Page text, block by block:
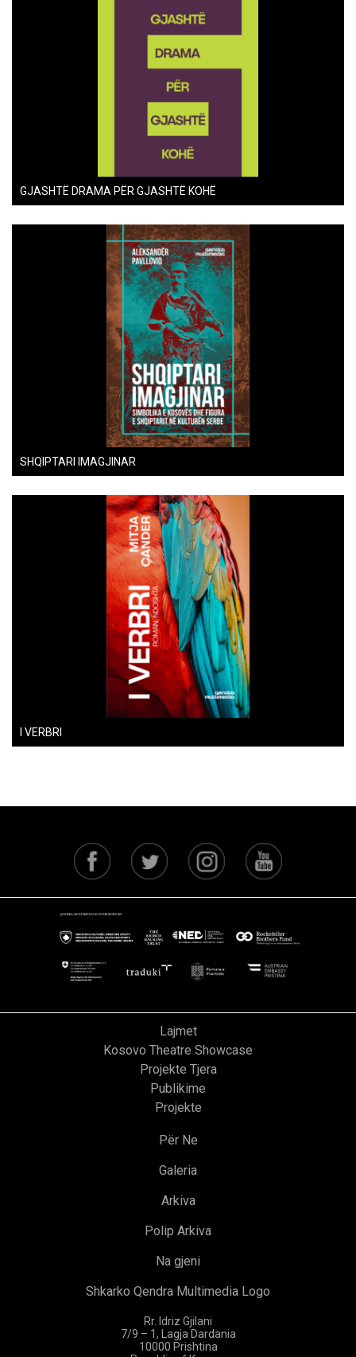
GJASHTË DRAMA PËR GJASHTË KOHË
SHQIPTARI IMAGJINAR
I VERBRI
Lajmet
Kosovo Theatre Showcase
Projekte Tjera
Publikime
Projekte
Për Ne
Galeria
Arkiva
Polip Arkiva
Na gjeni
Shkarko Qendra Multimedia Logo
Rr. Idriz Gjilani
7/9 – 1, Lagja Dardania
10000 Prishtina